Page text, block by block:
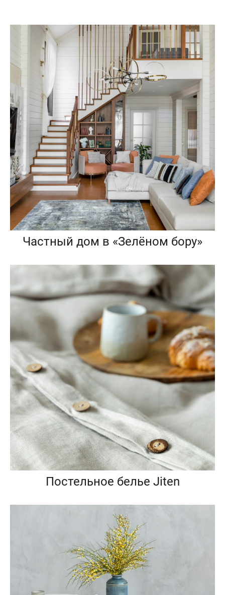
Частный дом в «Зелёном бору»
Постельное белье Jiten